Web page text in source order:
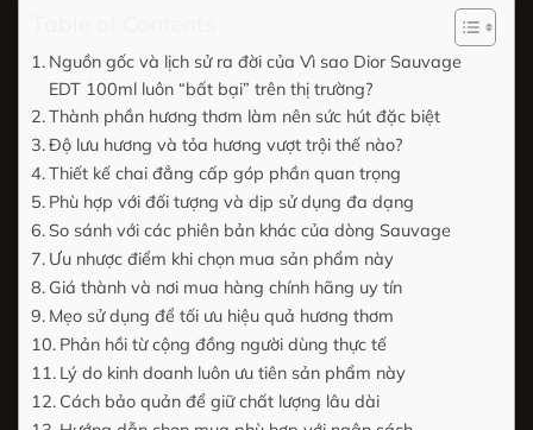
Nguồn gốc và lịch sử ra đời của Vì sao Dior Sauvage
EDT 100ml luôn “bất bại” trên thị trường?
Thành phần hương thơm làm nên sức hút đặc biệt
Độ lưu hương và tỏa hương vượt trội thế nào?
Thiết kế chai đẳng cấp góp phần quan trọng
Phù hợp với đối tượng và dịp sử dụng đa dạng
So sánh với các phiên bản khác của dòng Sauvage
Ưu nhược điểm khi chọn mua sản phẩm này
Giá thành và nơi mua hàng chính hãng uy tín
Mẹo sử dụng để tối ưu hiệu quả hương thơm
Phản hồi từ cộng đồng người dùng thực tế
Lý do kinh doanh luôn ưu tiên sản phẩm này
Cách bảo quản để giữ chất lượng lâu dài